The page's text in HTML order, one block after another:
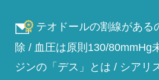
テオドールの割線がある
除 / 血圧は原則130/80mmHg
ジンの「デス」とは / シアリ